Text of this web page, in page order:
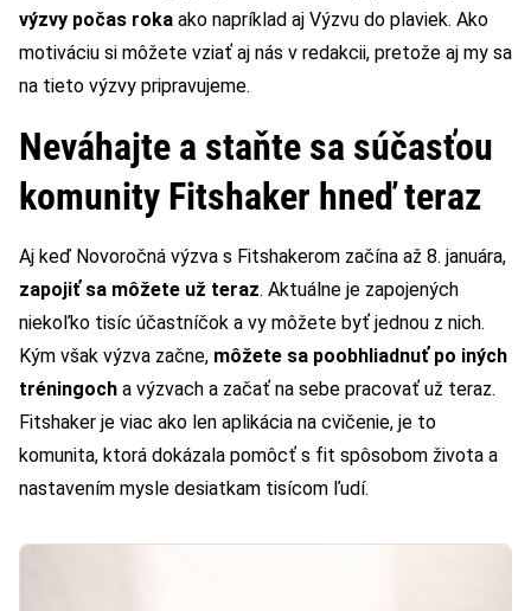
výzvy počas roka ako napríklad aj Výzvu do plaviek. Ako
motiváciu si môžete vziať aj nás v redakcii, pretože aj my sa
na tieto výzvy pripravujeme.
Neváhajte a staňte sa súčasťou
komunity Fitshaker hneď teraz
Aj keď Novoročná výzva s Fitshakerom začína až 8. januára,
zapojiť sa môžete už teraz. Aktuálne je zapojených
niekoľko tisíc účastníčok a vy môžete byť jednou z nich.
Kým však výzva začne, môžete sa poobhliadnuť po iných
tréningoch a výzvach a začať na sebe pracovať už teraz.
Fitshaker je viac ako len aplikácia na cvičenie, je to
komunita, ktorá dokázala pomôcť s fit spôsobom života a
nastavením mysle desiatkam tisícom ľudí.